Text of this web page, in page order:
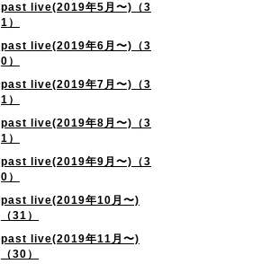
past live(2019年5月〜)（3
1）
past live(2019年6月〜)（3
0）
past live(2019年7月〜)（3
1）
past live(2019年8月〜)（3
1）
past live(2019年9月〜)（3
0）
past live(2019年10月〜)
（31）
past live(2019年11月〜)
（30）